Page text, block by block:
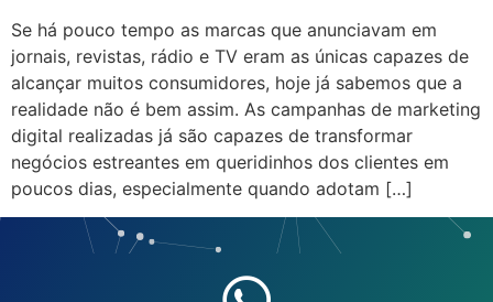
Se há pouco tempo as marcas que anunciavam em
jornais, revistas, rádio e TV eram as únicas capazes de
alcançar muitos consumidores, hoje já sabemos que a
realidade não é bem assim. As campanhas de marketing
digital realizadas já são capazes de transformar
negócios estreantes em queridinhos dos clientes em
poucos dias, especialmente quando adotam […]